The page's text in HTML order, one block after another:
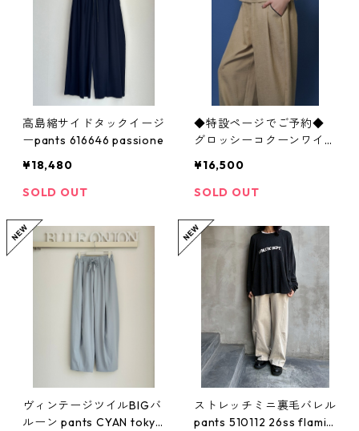
高島縮サイドタックイージ
ーpants 616646 passione
¥18,480
SOLD OUT
◆特設ページでご予約◆
グロッシーコクーンワイド
yantokyo 003-2605
¥16,500
SOLD OUT
ヴィンテージツイルBIGバ
ルーン pants CYAN tokyo
ストレッチミニ裏毛バレル
pants 510112 26ss flamin